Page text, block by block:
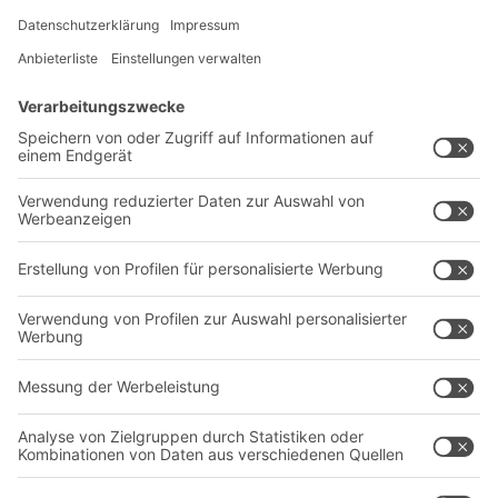
Lösungen
Behältersysteme
Regalsysteme
Transportsysteme
Beratung & Service
Unternehmen
Standorte weltweit
Produktionsstandorte
Follow us